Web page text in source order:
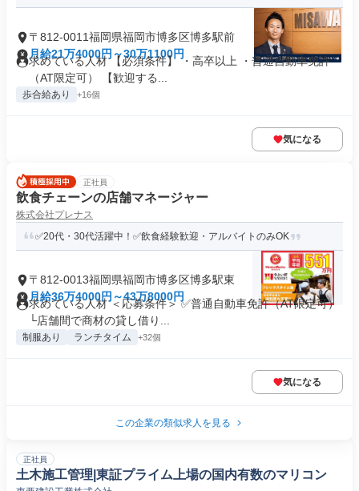
〒812-0011福岡県福岡市博多区博多駅前
月給21万4000円～30万1100円
求めている人材 【必須条件】 ・高卒以上 ・普通自動車免許
（AT限定可） 【歓迎する...
歩合給あり +16個
気になる
正社員
飲食チェーンの店舗マネージャー
株式会社プレナス
✅20代・30代活躍中！✅飲食経験歓迎・アルバイトのみOK
〒812-0013福岡県福岡市博多区博多駅東
月給36万4000円～43万8000円
求めている人材 ＜応募条件＞ ✅普通自動車免許（AT限定可）
└店舗間で商材の貸し借り...
制服あり ランチタイム +32個
気になる
この企業の類似求人を見る
正社員
土木施工管理|東証プライム上場の国内有数のマリコン